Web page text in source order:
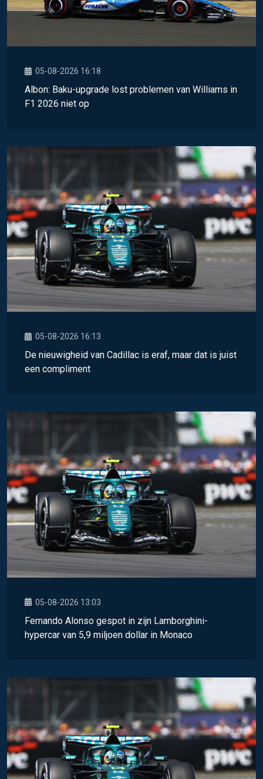
05-08-2026 16:18
Albon: Baku-upgrade lost problemen van Williams in
F1 2026 niet op
05-08-2026 16:13
De nieuwigheid van Cadillac is eraf, maar dat is juist
een compliment
05-08-2026 13:03
Fernando Alonso gespot in zijn Lamborghini-
hypercar van 5,9 miljoen dollar in Monaco